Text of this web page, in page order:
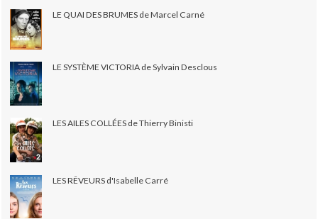
LE QUAI DES BRUMES de Marcel Carné
LE SYSTÈME VICTORIA de Sylvain Desclous
LES AILES COLLÉES de Thierry Binisti
LES RÊVEURS d'Isabelle Carré